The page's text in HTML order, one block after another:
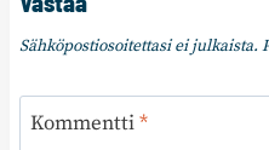
Sähköpostiosoitettasi ei julkaista.
Kommentti*